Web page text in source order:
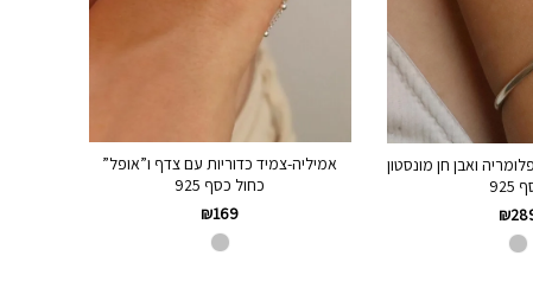
ואבן חן מונסטון
₪
אמיליה-צמיד כדוריות עם צדף ו”אופל”
כחול כסף 925
₪169